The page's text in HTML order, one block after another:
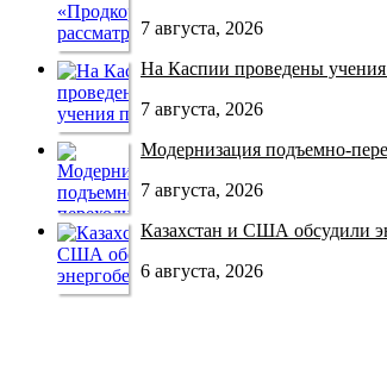
7 августа, 2026
На Каспии проведены
7 августа, 2026
Модернизация подъемно-
7 августа, 2026
Казахстан и США обсудили
6 августа, 2026